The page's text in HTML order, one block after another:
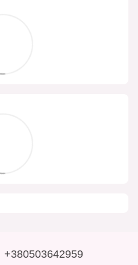
+380503642959